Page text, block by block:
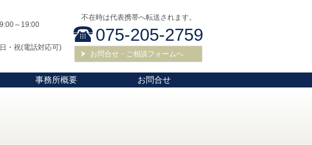
9:00～19:00
日・祝(電話対応可)
不在時は代表携帯へ転送されます。
075-205-2759
お問合せ・ご相談フォームへ
事務所概要 お問合せ